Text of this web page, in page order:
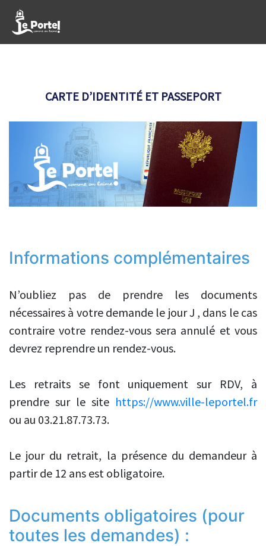
CARTE D’IDENTITÉ ET PASSEPORT
Informations complémentaires
N’oubliez pas de prendre les documents
nécessaires à votre demande le jour J , dans le cas
contraire votre rendez-vous sera annulé et vous
devrez reprendre un rendez-vous.
Les retraits se font uniquement sur RDV, à
prendre sur le site https://www.ville-leportel.fr
ou au 03.21.87.73.73.
Le jour du retrait, la présence du demandeur à
partir de 12 ans est obligatoire.
Documents obligatoires (pour
toutes les demandes) :